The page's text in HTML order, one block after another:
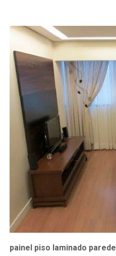
painel piso laminado parede